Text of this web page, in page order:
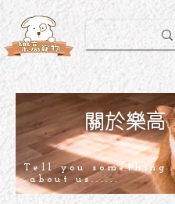
​關於樂高
Tell you something
about us......